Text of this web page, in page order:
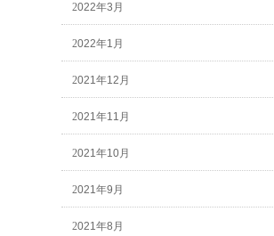
2022年3月
2022年1月
2021年12月
2021年11月
2021年10月
2021年9月
2021年8月